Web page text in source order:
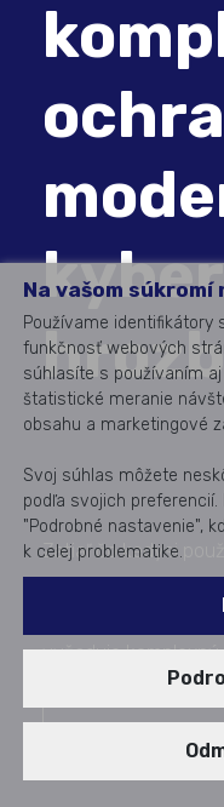
Zatiaľ čo kedysi
počítačoch
hrozby sú oveľa
vyžaduje
Na vašom súkromí
Používame identifikátory
funkčnosť webových
súhlasíte s používaním
štatistické meranie
obsahu a marketingové
Svoj súhlas môžete
podľa svojich
"Podrobné nastavenie",
k celej problematike.